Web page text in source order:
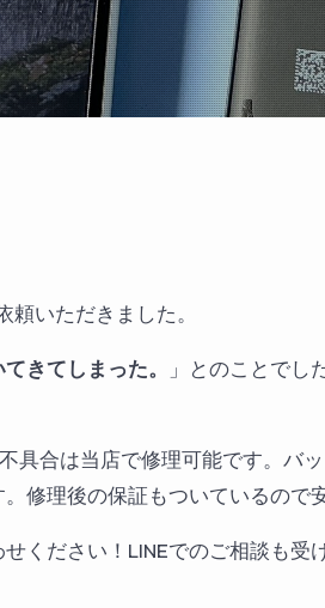
いただきました。
きてしまった。
」とのことでし
具合は当店で修理可能です。バ
。修理後の保証もついているので
ください！LINEでのご相談も受